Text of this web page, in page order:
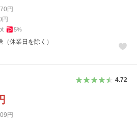
円
円
5%
休業日を除く）
4.72
円